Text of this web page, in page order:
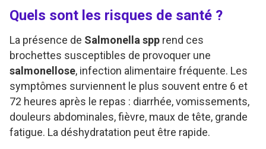
Quels sont les risques de santé ?
La présence de Salmonella spp rend ces
brochettes susceptibles de provoquer une
salmonellose, infection alimentaire fréquente. Les
symptômes surviennent le plus souvent entre 6 et
72 heures après le repas : diarrhée, vomissements,
douleurs abdominales, fièvre, maux de tête, grande
fatigue. La déshydratation peut être rapide.